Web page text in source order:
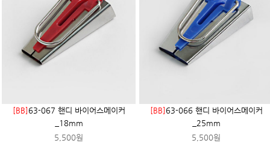
[BB]63-067 핸디 바이어스메이커
_18mm
5,500원
[BB]63-066 핸디 바이어스메이커
_25mm
5,500원